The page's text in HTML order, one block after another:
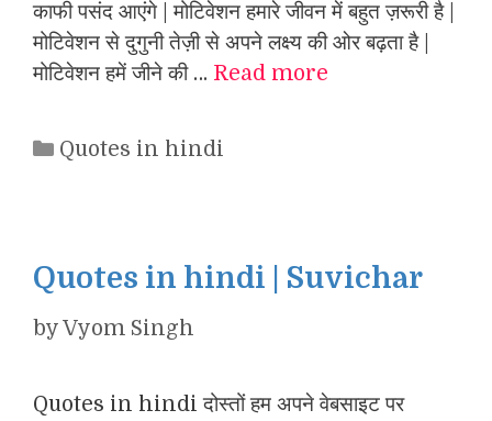
काफी पसंद आएंगे | मोटिवेशन हमारे जीवन में बहुत ज़रूरी है |
मोटिवेशन से दुगुनी तेज़ी से अपने लक्ष्य की ओर बढ़ता है |
मोटिवेशन हमें जीने की … Read more
Categories
Quotes in hindi
Quotes in hindi | Suvichar
byVyom Singh
Quotes in hindi दोस्तों हम अपने वेबसाइट पर